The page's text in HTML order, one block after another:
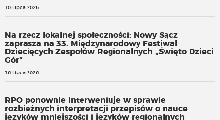
10 Lipca 2026
Na rzecz lokalnej społeczności: Nowy Sącz
zaprasza na 33. Międzynarodowy Festiwal
Dziecięcych Zespołów Regionalnych „Święto Dzieci
Gór”
16 Lipca 2026
RPO ponownie interweniuje w sprawie
rozbieżnych interpretacji przepisów o nauce
języków mniejszości i języków regionalnych